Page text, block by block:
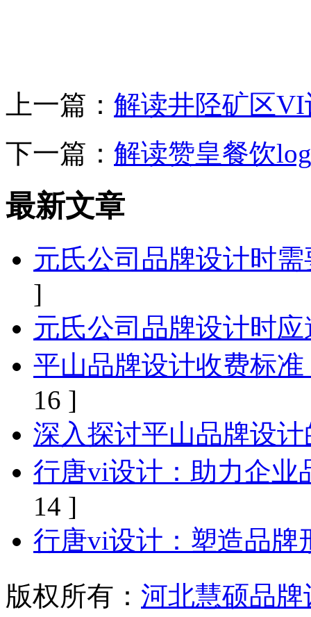
上一篇： 解读井陉矿区
下一篇： 解读赞皇餐饮
最新文章
元氏公司品牌设计时
]
元氏公司品牌设计时
平山品牌设计收费标
16 ]
深入探讨平山品牌设
行唐vi设计：助力企业
14 ]
行唐vi设计：塑造品牌
版权所有： 河北慧硕品